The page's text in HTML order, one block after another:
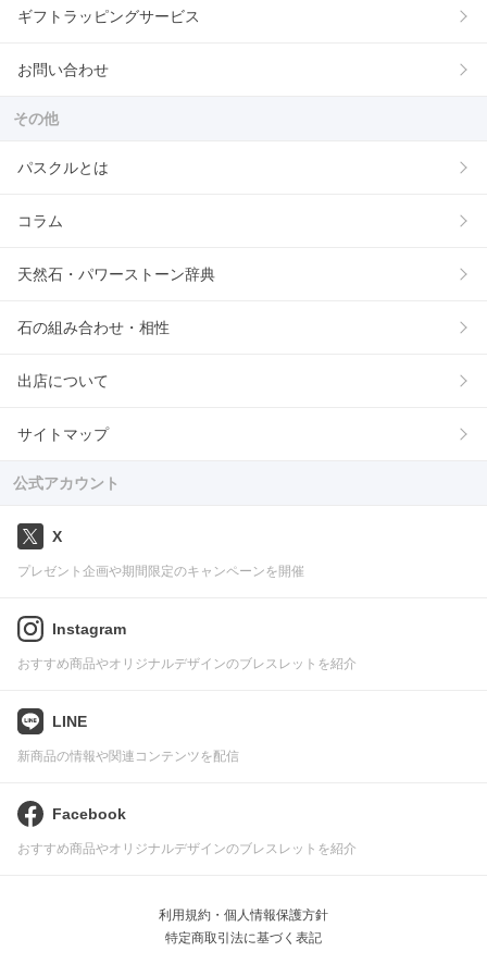
ギフトラッピングサービス
お問い合わせ
その他
パスクルとは
コラム
天然石・パワーストーン辞典
石の組み合わせ・相性
出店について
サイトマップ
公式アカウント
X
プレゼント企画や期間限定のキャンペーンを開催
Instagram
おすすめ商品やオリジナルデザインのブレスレットを紹介
LINE
新商品の情報や関連コンテンツを配信
Facebook
おすすめ商品やオリジナルデザインのブレスレットを紹介
利用規約・個人情報保護方針
特定商取引法に基づく表記